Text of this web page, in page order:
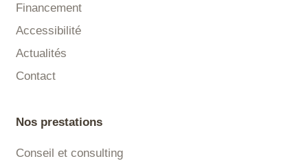
Financement
Accessibilité
Actualités
Contact
Nos prestations
Conseil et consulting